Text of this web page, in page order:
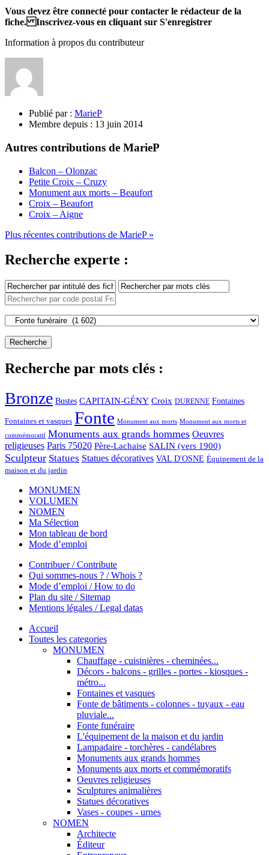
Vous devez être connecté pour contacter le rédacteur de la
fiche. Inscrivez-vous en cliquant sur S'enregistrer
Information à propos du contributeur
Publié par : MarieP
Membre depuis : 13 juin 2014
Autres contributions de MarieP
Balcon – Olonzac
Petite Croix – Cruzy
Monument aux morts – Beaufort
Croix – Beaufort
Croix – Aigne
Plus récentes contributions de MarieP »
Recherche experte :
Recherche par mots clés :
Bronze Bustes CAPITAIN-GÉNY Croix DURENNE Fontaines
Fontaines et vasques Fonte Monument aux morts Monument aux morts et
commémoratif Monuments aux grands hommes Oeuvres
religieuses Paris 75020 Père-Lachaise SALIN (vers 1900)
Sculpteur Statues Statues décoratives VAL D'OSNE Équipement de la
maison et du jardin
MONUMEN
VOLUMEN
NOMEN
Ma Sélection
Mon tableau de bord
Mode d’emploi
Contribuer / Contribute
Qui sommes-nous ? / Whois ?
Mode d’emploi / How to do
Plan du site / Sitemap
Mentions légales / Legal datas
Accueil
Toutes les categories
MONUMEN
Chauffage - cuisinières - cheminées...
Décors - balcons - grilles - portes - kiosques -
métro...
Fontaines et vasques
Fonte de bâtiments - colonnes - tuyaux - eau
pluviale...
Fonte funéraire
L'équipement de la maison et du jardin
Lampadaire - torchères - candélabres
Monuments aux grands hommes
Monuments aux morts et commémoratifs
Oeuvres religieuses
Sculptures animalières
Statues décoratives
Vases - coupes - urnes
NOMEN
Architecte
Éditeur